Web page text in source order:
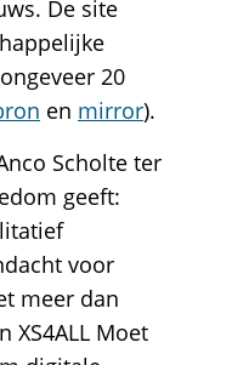
De site
20
en mirror).
Scholte ter
geeft:
voor
meer dan
Moet